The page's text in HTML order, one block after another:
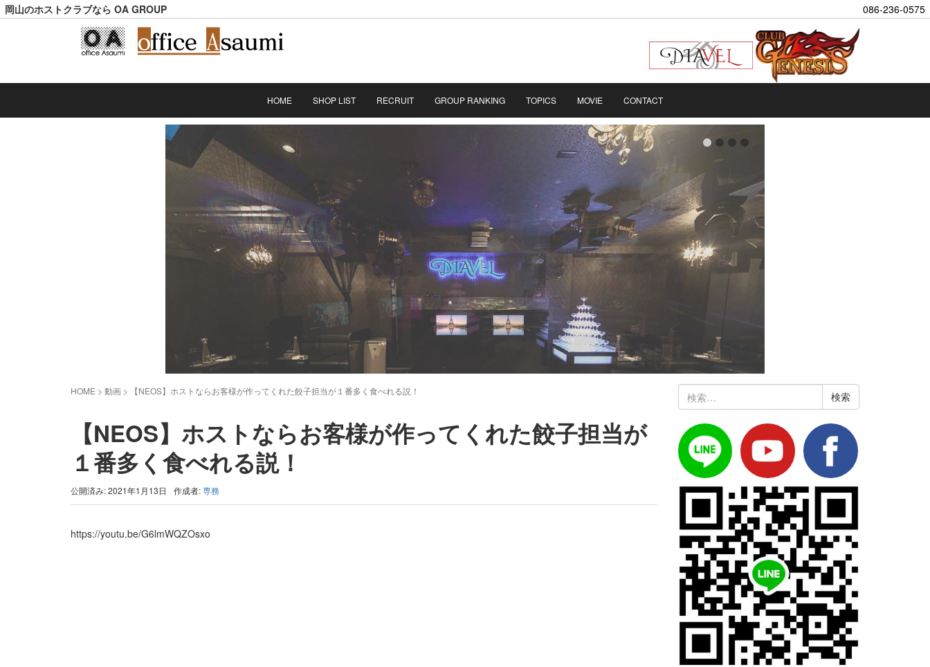
岡山のホストクラブなら OA GROUP 086-236-0575
HOME SHOP LIST RECRUIT GROUP RANKING TOPICS MOVIE CONTACT
HOME > 動画 > 【NEOS】ホストならお客様が作ってくれた餃子担当が１番多く食べれる説！
【NEOS】ホストならお客様が作ってくれた餃子担当が
１番多く食べれる説！
公開済み: 2021年1月13日 作成者:専務
https://youtu.be/G6lmWQZOsxo
索: